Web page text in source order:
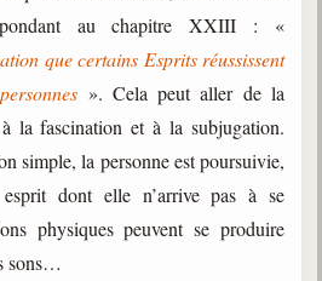
au chapitre XXIII : «
que certains Esprits réussissent
». Cela peut aller de la
la fascination et à la subjugation.
simple, la personne est poursuivie,
dont elle n’arrive pas à se
physiques peuvent se produire
sons…